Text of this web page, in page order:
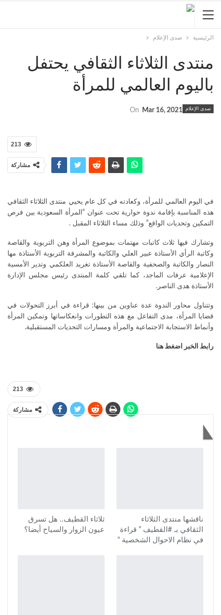
الرئيسية صدى الإعلام
منتدى الثلاثاء الثقافي يحتفل
باليوم العالمي للمرأة
صدى الإعلام On Mar 16, 2021
213
مشاركة
في اليوم العالمي للمرأة، وكعادته في كل عام يحيي منتدى الثلاثاء الثقافي
هذه المناسبة بإقامة ندوة حوارية تحت عنوان “المرأة السعودية بين فرص
التمكين وتحديات الواقع” وذلك مساء الثلاثاء المقبل .
وتشارك فيها ثلاث كاتبات مهتمات بموضوع المرأة وهن التربوية والقاصة
وكاتبة الرأي الأستاذة عبير العلي والكاتبة والمشرفة التربوية الأستاذة مها
النصار والكاتبة والصحفية والقاصة الأستاذة تغريد العلكمي وتدير الأمسية
الإعلامية عرفات الماجد، كما تلقي كلمة المنتدى رئيس مجلس الإدارة
الأستاذة هدى الناصر.
وتتناول محاور الندوة عدة عناوين من بينها: قراءة في أبرز التحولات في
قضايا المرأة، مدى التفاعل مع هذه التطورات وانعكاساتها وتمكين المرأة
وأنماط الاستجابة الاجتماعية والمرأة ومسارات التحديات المستقبلية.
رابط الخبر اضغط هنا
213
مشاركة
ثلاثاء القطيف.. هل تسرق
عيون الزوار والسياح أيضا؟
ناقشها منتدى الثلاثاء
الثقافي بـ #القطيف ” قراءة
في نظام الاحوال الشخصية “